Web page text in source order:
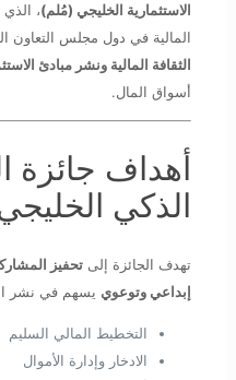
الاستثمارية الخليجي (مُلم)، الذي
المالية في دول مجلس التعاون
الثقافة المالية ونشر مبادئ
أسواق المال.
أهداف جائزة
الذكي
تهدف الجائزة إلى تحفيز
إبداعي وتوعوي يسهم في نشر
التخطيط المالي السليم
الادخار وإدارة الأموال